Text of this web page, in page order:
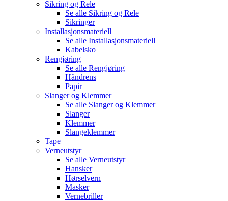
Sikring og Rele
Se alle Sikring og Rele
Sikringer
Installasjonsmateriell
Se alle Installasjonsmateriell
Kabelsko
Rengjøring
Se alle Rengjøring
Håndrens
Papir
Slanger og Klemmer
Se alle Slanger og Klemmer
Slanger
Klemmer
Slangeklemmer
Tape
Verneutstyr
Se alle Verneutstyr
Hansker
Hørselvern
Masker
Vernebriller